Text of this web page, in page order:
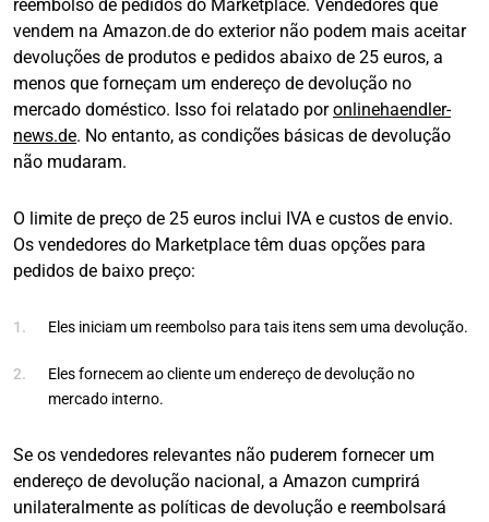
reembolso de pedidos do Marketplace. Vendedores que
vendem na Amazon.de do exterior não podem mais aceitar
devoluções de produtos e pedidos abaixo de 25 euros, a
menos que forneçam um endereço de devolução no
mercado doméstico. Isso foi relatado poronlinehaendler-
news.de. No entanto, as condições básicas de devolução
não mudaram.
O limite de preço de 25 euros inclui IVA e custos de envio.
Os vendedores do Marketplace têm duas opções para
pedidos de baixo preço:
Eles iniciam um reembolso para tais itens sem uma devolução.
Eles fornecem ao cliente um endereço de devolução no
mercado interno.
Se os vendedores relevantes não puderem fornecer um
endereço de devolução nacional, a Amazon cumprirá
unilateralmente as políticas de devolução e reembolsará